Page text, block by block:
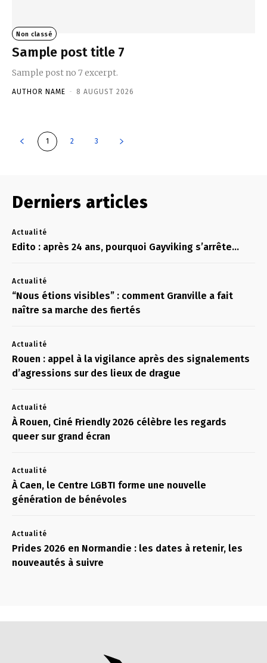
Non classé
Sample post title 7
Sample post no 7 excerpt.
AUTHOR NAME - 8 AUGUST 2026
1 2 3
Derniers articles
Actualité
Edito : après 24 ans, pourquoi Gayviking s’arrête…
Actualité
“Nous étions visibles” : comment Granville a fait
naître sa marche des fiertés
Actualité
Rouen : appel à la vigilance après des signalements
d’agressions sur des lieux de drague
Actualité
À Rouen, Ciné Friendly 2026 célèbre les regards
queer sur grand écran
Actualité
À Caen, le Centre LGBTI forme une nouvelle
génération de bénévoles
Actualité
Prides 2026 en Normandie : les dates à retenir, les
nouveautés à suivre